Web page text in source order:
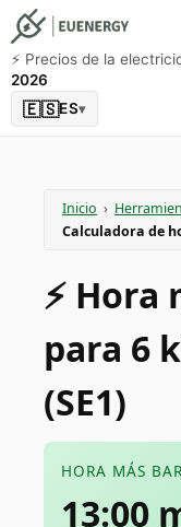
⚡️ Precios de la
2026
🇪🇸ES▾
Inicio ›
Calculadora de
⚡️ Hora
para 6
(SE1)
HORA MÁS
13:00